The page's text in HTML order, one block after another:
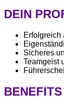
DEIN
Erfolgreich
Sicheres
Teamgeist
BENEFITS